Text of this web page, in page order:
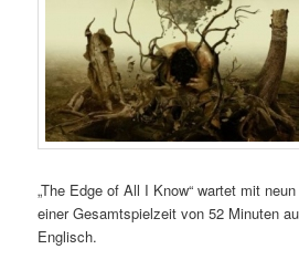
„The Edge of All I Know“ wartet mit
einer Gesamtspielzeit von 52 Minuten
Englisch.